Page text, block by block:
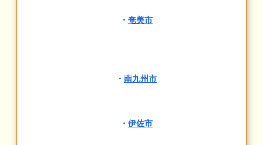
・ 奄美市
・ 南九州市
・ 伊佐市